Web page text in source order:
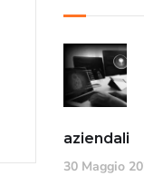
aziendali
30 Maggio